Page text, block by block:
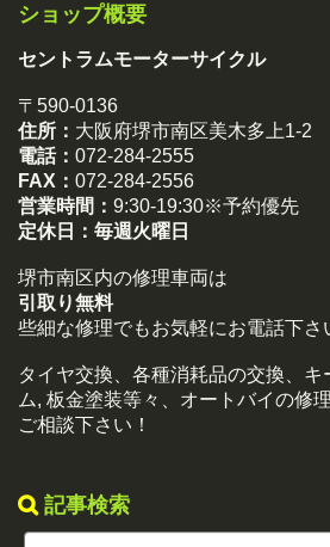
ショップ概要
セントラムモーターサイクル
〒590-0136
住所： 大阪府堺市南区美木多上1-2
電話： 072-284-2555
FAX： 072-284-2556
営業時間： 9:30-19:30※予約優先
定休日： 毎週火曜日
堺市南区内の修理車両は
引取り無料
些細な修理でもお気軽にお電話下さ
タイヤ交換、各種消耗品の交換、キ
ム, 板金塗装等々、オートバイの修
ご相談下さい！
記事検索